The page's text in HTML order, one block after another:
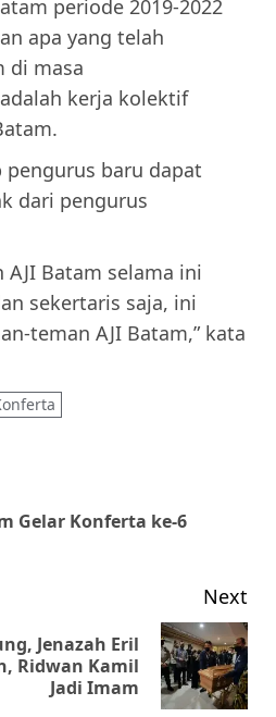
periode 2019-2022
apa yang telah
di masa
kerja kolektif
baru dapat
dari pengurus
AJI Batam selama ini
sekertaris saja, ini
teman AJI Batam,” kata
Gelar Konferta ke-6
Next
Jenazah Eril
Ridwan Kamil
Jadi Imam